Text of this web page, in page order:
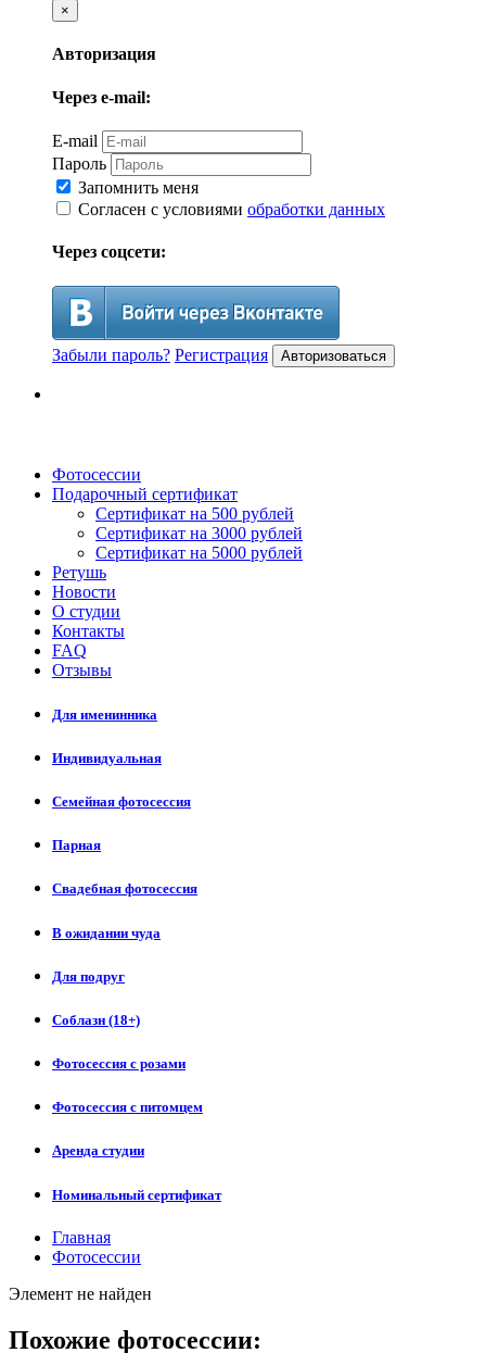
×
Авторизация
Через e-mail:
E-mail
Пароль
Запомнить меня
Согласен с условиями обработки данных
Через соцсети:
Забыли пароль? Регистрация Авторизоваться
Фотосессии
Подарочный сертификат
Сертификат на 500 рублей
Сертификат на 3000 рублей
Сертификат на 5000 рублей
Ретушь
Новости
О студии
Контакты
FAQ
Отзывы
Для именинника
Индивидуальная
Семейная фотосессия
Парная
Свадебная фотосессия
В ожидании чуда
Для подруг
Соблазн (18+)
Фотосессия с розами
Фотосессия с питомцем
Аренда студии
Номинальный сертификат
Главная
Фотосессии
Элемент не найден
Похожие фотосессии: